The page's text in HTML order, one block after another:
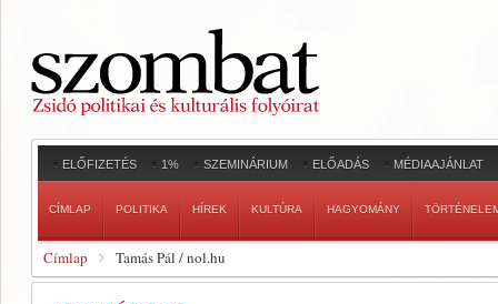
ELŐFIZETÉS 1% SZEMINÁRIUM ELŐADÁS MÉDIAAJÁNLAT
CÍMLAP POLITIKA HÍREK KULTÚRA HAGYOMÁNY
Címlap Tamás Pál / nol.hu